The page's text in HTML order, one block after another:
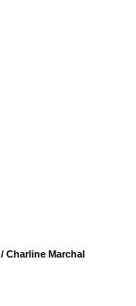
/ Charline Marchal